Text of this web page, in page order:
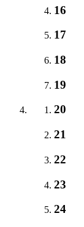
16
17
18
19
20
21
22
23
24